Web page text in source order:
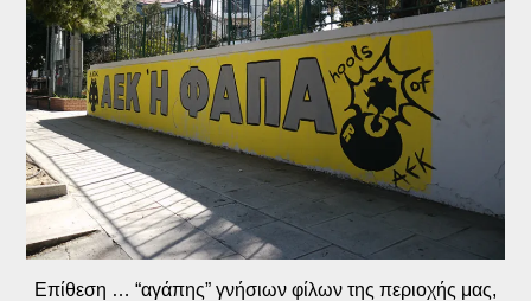
Επίθεση … “αγάπης” γνήσιων φίλων της περιοχής μας,